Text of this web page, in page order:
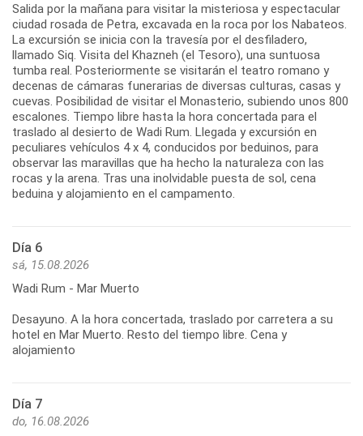
Salida por la mañana para visitar la misteriosa y espectacular
ciudad rosada de Petra, excavada en la roca por los Nabateos.
La excursión se inicia con la travesía por el desfiladero,
llamado Siq. Visita del Khazneh (el Tesoro), una suntuosa
tumba real. Posteriormente se visitarán el teatro romano y
decenas de cámaras funerarias de diversas culturas, casas y
cuevas. Posibilidad de visitar el Monasterio, subiendo unos 800
escalones. Tiempo libre hasta la hora concertada para el
traslado al desierto de Wadi Rum. Llegada y excursión en
peculiares vehículos 4 x 4, conducidos por beduinos, para
observar las maravillas que ha hecho la naturaleza con las
rocas y la arena. Tras una inolvidable puesta de sol, cena
beduina y alojamiento en el campamento.
Día 6
sá, 15.08.2026
Wadi Rum - Mar Muerto
Desayuno. A la hora concertada, traslado por carretera a su
hotel en Mar Muerto. Resto del tiempo libre. Cena y
alojamiento
Día 7
do, 16.08.2026